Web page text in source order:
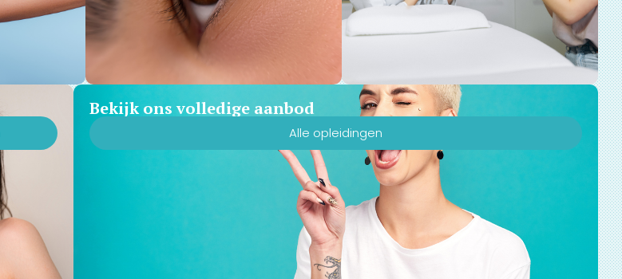
Bekijk ons volledige aanbod
Alle opleidingen